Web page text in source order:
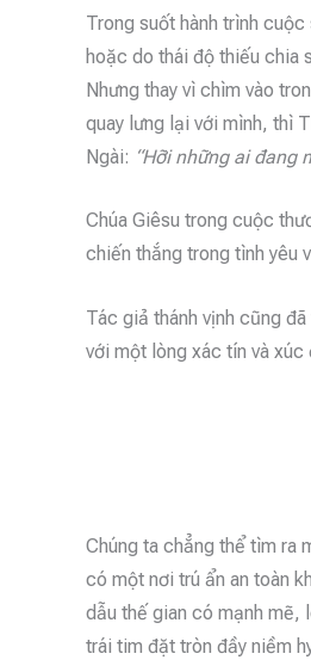
Trong suốt hành trình
hoặc do thái độ thiếu chia
Nhưng thay vì chìm vào
quay lưng lại với mình, thì
Ngài: “Hỡi những ai đang
Chúa Giêsu trong cuộc
chiến thắng trong tình yêu
Tác giả thánh vịnh cũng
với một lòng xác tín và xúc
Chúng ta chẳng thể tìm ra
có một nơi trú ẩn an toàn
dẫu thế gian có mạnh mẽ,
trái tim đặt tròn đầy niềm